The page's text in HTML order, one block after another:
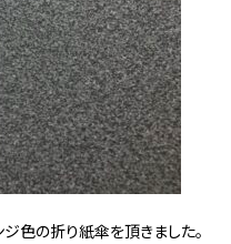
ジ色の折り紙傘を頂きました。